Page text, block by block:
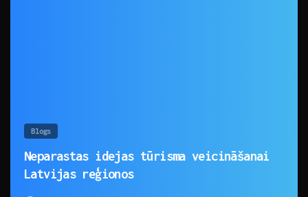
Blogs
Neparastas idejas tūrisma veicināšanai
Latvijas reģionos